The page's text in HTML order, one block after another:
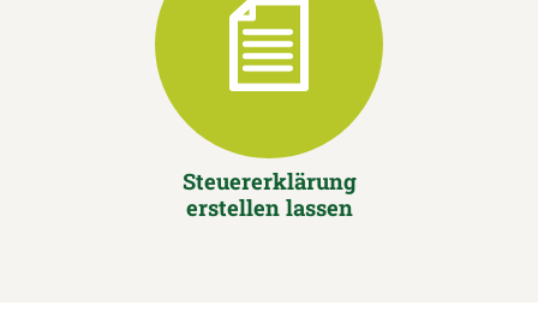
Steuererklärung
erstellen lassen